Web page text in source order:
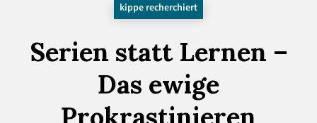
kippe recherchiert
Serien statt Lernen –
Das ewige